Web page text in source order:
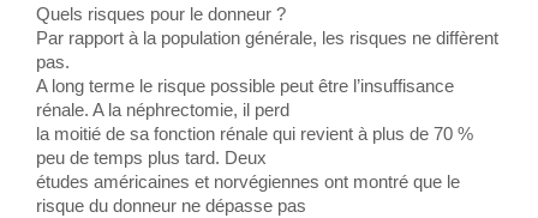
Quels risques pour le donneur ?
Par rapport à la population générale, les risques ne diffèrent
pas.
A long terme le risque possible peut être l’insuffisance
rénale. A la néphrectomie, il perd
la moitié de sa fonction rénale qui revient à plus de 70 %
peu de temps plus tard. Deux
études américaines et norvégiennes ont montré que le
risque du donneur ne dépasse pas